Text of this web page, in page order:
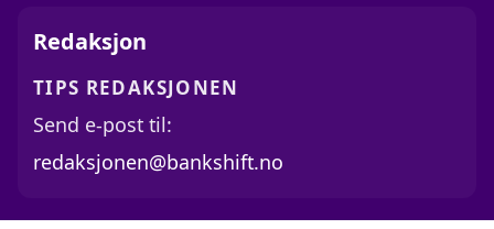
Redaksjon
TIPS REDAKSJONEN
Send e-post til:
redaksjonen@bankshift.no